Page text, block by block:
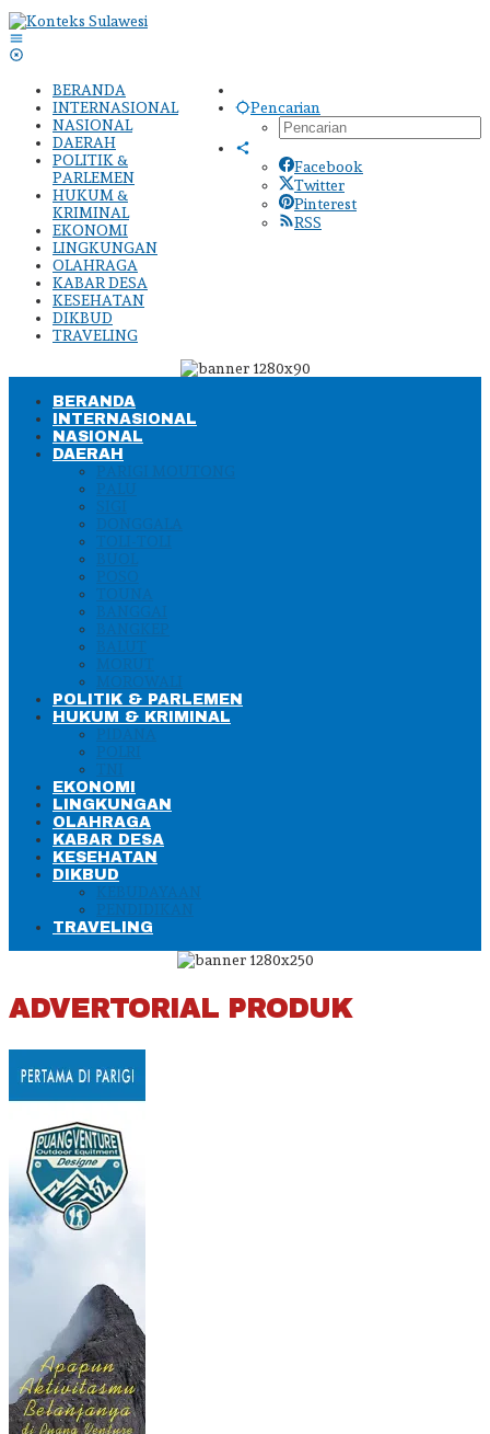
Lewati
ke
konten
Pencarian
Facebook
Twitter
Pinterest
RSS
BERANDA
INTERNASIONAL
NASIONAL
DAERAH
POLITIK &
PARLEMEN
HUKUM &
KRIMINAL
EKONOMI
LINGKUNGAN
OLAHRAGA
KABAR DESA
KESEHATAN
DIKBUD
TRAVELING
BERANDA
INTERNASIONAL
NASIONAL
DAERAH
PARIGI MOUTONG
PALU
SIGI
DONGGALA
TOLI-TOLI
BUOL
POSO
TOUNA
BANGGAI
BANGKEP
BALUT
MORUT
MOROWALI
POLITIK & PARLEMEN
HUKUM & KRIMINAL
PIDANA
POLRI
TNI
EKONOMI
LINGKUNGAN
OLAHRAGA
KABAR DESA
KESEHATAN
DIKBUD
KEBUDAYAAN
PENDIDIKAN
TRAVELING
ADVERTORIAL PRODUK